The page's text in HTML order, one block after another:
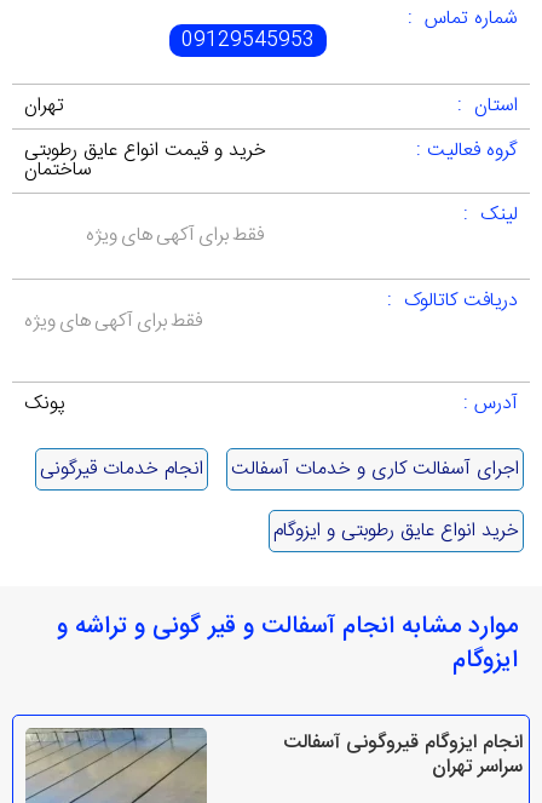
شماره تماس :
09129545953
استان :
تهران
گروه فعالیت :
خرید و قیمت انواع عایق رطوبتی
ساختمان
لینک :
فقط برای آکهی های ویژه
دریافت کاتالوک :
فقط برای آکهی های ویژه
آدرس :
پونک
اجرای آسفالت کاری و خدمات آسفالت
انجام خدمات قیرگونی
خرید انواع عایق رطوبتی و ایزوگام
موارد مشابه انجام آسفالت و قیر گونی و تراشه و
ایزوگام
انجام ایزوگام قیروگونی آسفالت
سراسر تهران